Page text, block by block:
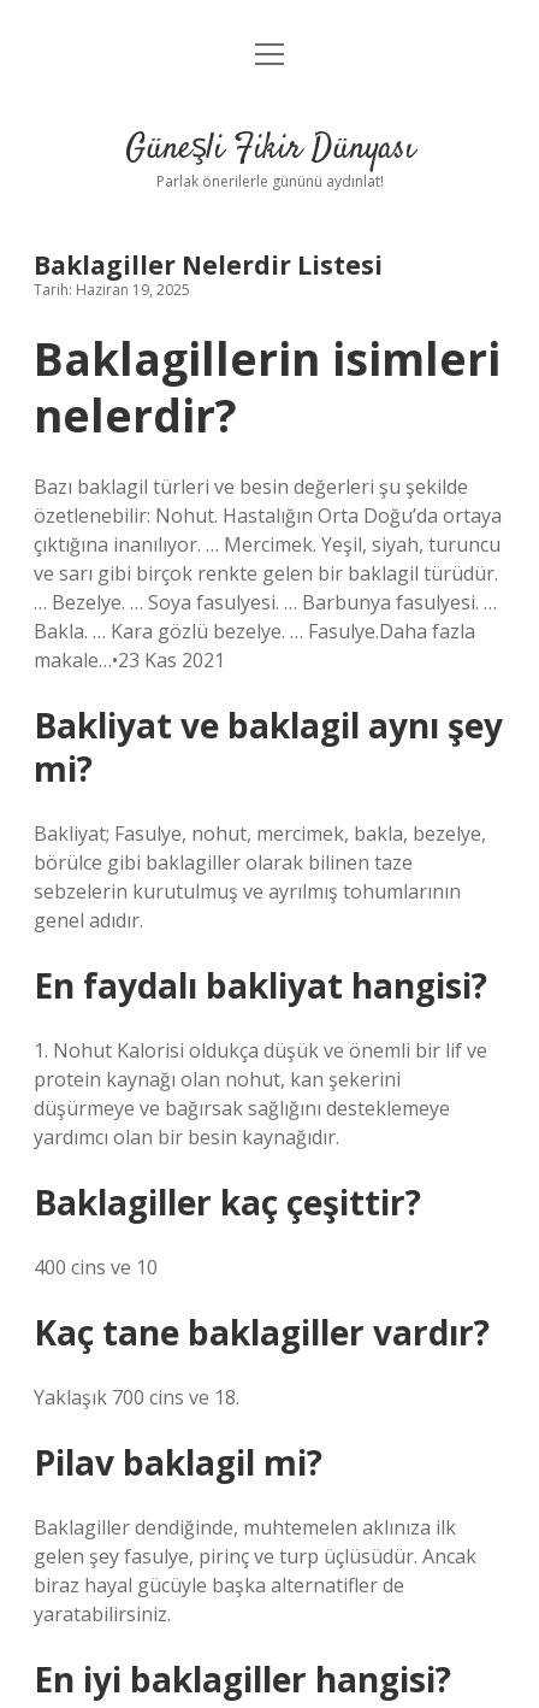
Anasayfa
Yasal Uyarı
menüyü
Güneşli Fikir Dünyası
Parlak önerilerle gününü aydınlat!
Baklagiller Nelerdir Listesi
Tarih: Haziran 19, 2025
Baklagillerin isimleri
nelerdir?
Bazı baklagil türleri ve besin değerleri şu şekilde
özetlenebilir: Nohut. Hastalığın Orta Doğu’da ortaya
çıktığına inanılıyor. … Mercimek. Yeşil, siyah, turuncu
ve sarı gibi birçok renkte gelen bir baklagil türüdür.
… Bezelye. … Soya fasulyesi. … Barbunya fasulyesi. …
Bakla. … Kara gözlü bezelye. … Fasulye.Daha fazla
makale…•23 Kas 2021
Bakliyat ve baklagil aynı şey
mi?
Bakliyat; Fasulye, nohut, mercimek, bakla, bezelye,
börülce gibi baklagiller olarak bilinen taze
sebzelerin kurutulmuş ve ayrılmış tohumlarının
genel adıdır.
En faydalı bakliyat hangisi?
1. Nohut Kalorisi oldukça düşük ve önemli bir lif ve
protein kaynağı olan nohut, kan şekerini
düşürmeye ve bağırsak sağlığını desteklemeye
yardımcı olan bir besin kaynağıdır.
Baklagiller kaç çeşittir?
400 cins ve 10
Kaç tane baklagiller vardır?
Yaklaşık 700 cins ve 18.
Pilav baklagil mi?
Baklagiller dendiğinde, muhtemelen aklınıza ilk
gelen şey fasulye, pirinç ve turp üçlüsüdür. Ancak
biraz hayal gücüyle başka alternatifler de
yaratabilirsiniz.
En iyi baklagiller hangisi?